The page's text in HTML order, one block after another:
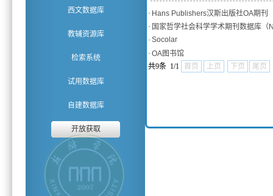
西文数据库
教辅资源库
检索系统
试用数据库
自建数据库
开放获取
· Hans Publishers汉斯出版社OA期刊
· 国家哲学社会科学学术期刊数据库（
· Socolar
· OA图书馆
共9条 1/1
首页 上页 下页 尾页